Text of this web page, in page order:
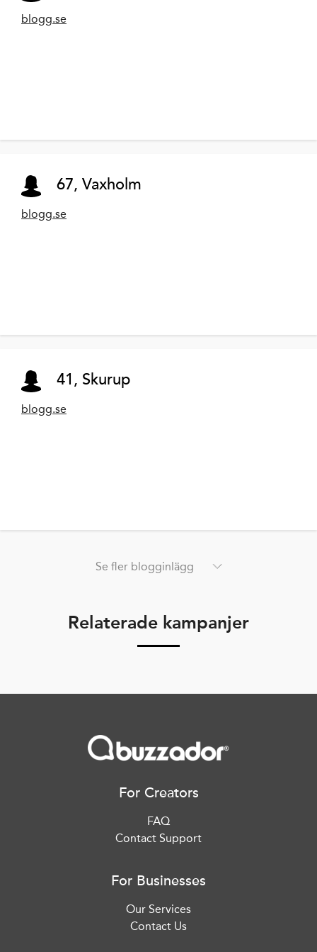
blogg.se
67, Vaxholm
blogg.se
41, Skurup
blogg.se
Se fler blogginlägg
Relaterade kampanjer
For Creators
FAQ
Contact Support
For Businesses
Our Services
Contact Us